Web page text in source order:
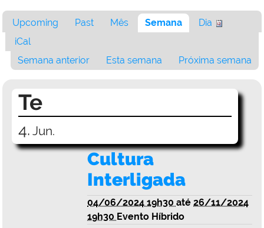
Upcoming Past Mês Semana
Dia
iCal
Semana anterior
Esta semana Próxima semana
Te
4. Jun.
Cultura
Interligada
04/06/2024 19h30 até 26/11/2024
19h30 Evento Híbrido